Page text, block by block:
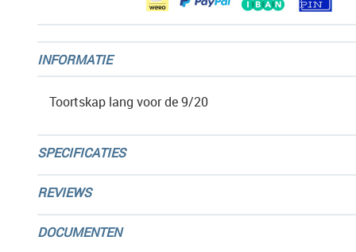
INFORMATIE
Toortskap lang voor de 9/20
SPECIFICATIES
REVIEWS
DOCUMENTEN